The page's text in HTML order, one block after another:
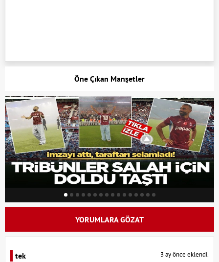
Öne Çıkan Manşetler
YORUMLARA GÖZAT
tek 3 ay önce eklendi.